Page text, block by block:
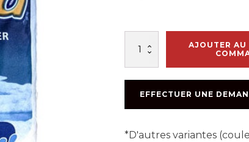
DEGLACANT
18KG
(63/PAL)
AJOUTER AU
EFFECTUER UNE
*D'autres variantes